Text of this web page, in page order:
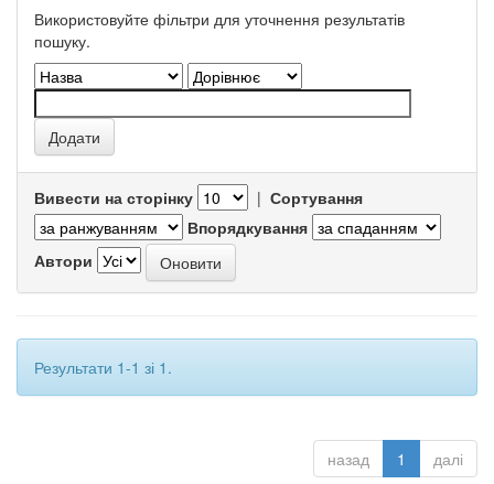
Використовуйте фільтри для уточнення результатів
пошуку.
Вивести на сторінку | Сортування
Впорядкування
Автори
Результати 1-1 зі 1.
назад 1 далі